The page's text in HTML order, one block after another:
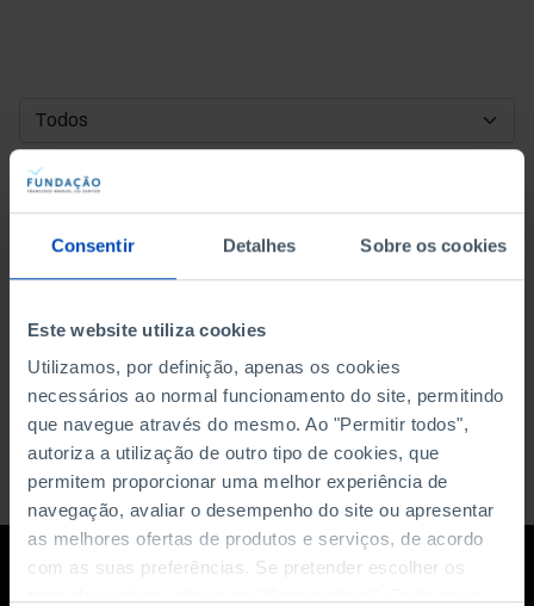
Consentir Detalhes Sobre os cookies
Este website utiliza cookies
Utilizamos, por definição, apenas os cookies
necessários ao normal funcionamento do site, permitindo
que navegue através do mesmo. Ao "Permitir todos",
autoriza a utilização de outro tipo de cookies, que
permitem proporcionar uma melhor experiência de
navegação, avaliar o desempenho do site ou apresentar
as melhores ofertas de produtos e serviços, de acordo
com as suas preferências. Se pretender escolher os
DATA DE INÍCIO
DATA DE FIM